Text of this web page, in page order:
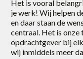
Het is vooral
je werk! Wij helpen
en daar staan de
centraal. Het is onze
opdrachtgever bij
wij inmiddels meer